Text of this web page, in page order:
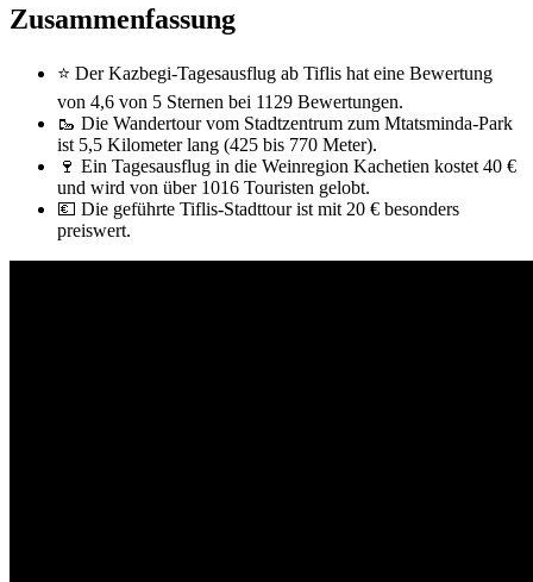
Zusammenfassung
⭐ Der Kazbegi-Tagesausflug ab Tiflis hat eine Bewertung
von 4,6 von 5 Sternen bei 1129 Bewertungen.
🥾 Die Wandertour vom Stadtzentrum zum Mtatsminda-Park
ist 5,5 Kilometer lang (425 bis 770 Meter).
🍷 Ein Tagesausflug in die Weinregion Kachetien kostet 40 €
und wird von über 1016 Touristen gelobt.
💶 Die geführte Tiflis-Stadttour ist mit 20 € besonders
preiswert.